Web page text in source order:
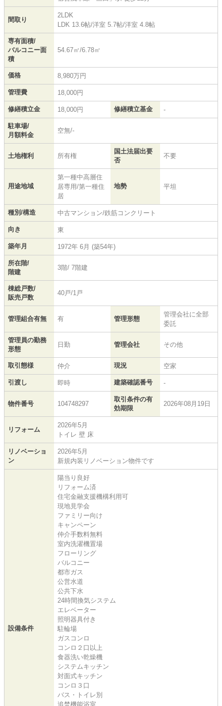
間取り
2LDK
LDK 13.6帖/洋室 5.7帖/洋室 4.8帖
専有面積/
バルコニー面
積
54.67㎡/6.78㎡
価格 8,980万円
管理費 18,000円
修繕積立金 18,000円 修繕積立基金 -
駐車場/
月額料金
空無/-
土地権利 所有権
国土法届出要
否
不要
用途地域
第一種中高層住
居専用/第一種住
居
地勢 平坦
種別/構造 中古マンション/鉄筋コンクリート
向き 東
築年月 1972年 6月 (築54年)
所在階/
階建
3階/ 7階建
棟総戸数/
販売戸数
40戸/1戸
管理組合有無 有 管理形態
管理会社に全部
委託
管理員の勤務
形態
日勤 管理会社 その他
取引態様 仲介 現況 空家
引渡し 即時 建築確認番号 -
物件番号 104748297
取引条件の有
効期限
2026年08月19日
リフォーム
2026年5月
トイレ 壁 床
リノベーショ
ン
2026年5月
新規内装リノベーション物件です
設備条件
陽当り良好
リフォーム済
住宅金融支援機構利用可
現地見学会
ファミリー向け
キャンペーン
仲介手数料無料
室内洗濯機置場
フローリング
バルコニー
都市ガス
公営水道
公共下水
24時間換気システム
エレベーター
照明器具付き
駐輪場
ガスコンロ
コンロ２口以上
食器洗い乾燥機
システムキッチン
対面式キッチン
コンロ３口
バス・トイレ別
追焚機能浴室